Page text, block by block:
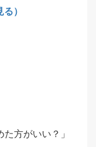
）
方がいい？」